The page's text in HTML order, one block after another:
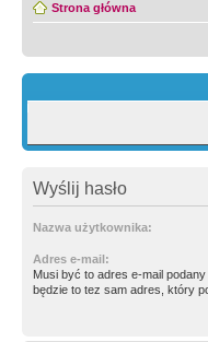
Strona główna
Wyślij hasło
Nazwa użytkownika:
Adres e-mail:
Musi być to adres e-mail
będzie to tez sam adres, który